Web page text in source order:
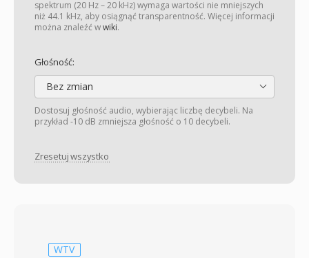
spektrum (20 Hz – 20 kHz) wymaga wartości nie mniejszych
niż 44.1 kHz, aby osiągnąć transparentność. Więcej informacji
można znaleźć wwiki.
Głośność:
Bez zmian
Dostosuj głośność audio, wybierając liczbę decybeli. Na
przykład -10 dB zmniejsza głośność o 10 decybeli.
Zresetuj wszystko
WTV